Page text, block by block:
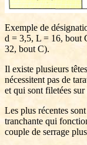
Exemple de
d = 3,5, L = 16, bout
32, bout C).
Il existe plusieurs
nécessitent pas de
et qui sont filetées
Les plus récentes
tranchante qui
couple de serrage